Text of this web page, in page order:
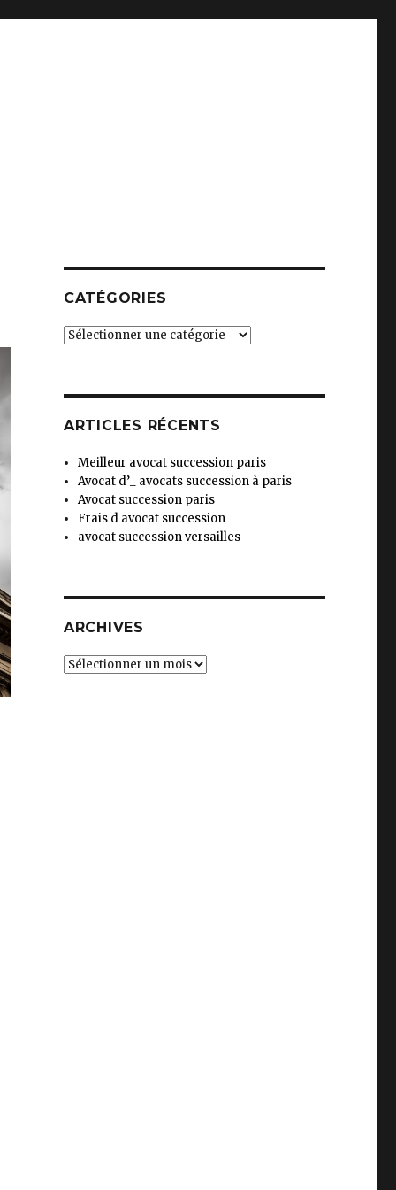
CATÉGORIES
Catégories
ARTICLES RÉCENTS
Meilleur avocat succession paris
Avocat d’_ avocats succession à paris
Avocat succession paris
Frais d avocat succession
avocat succession versailles
ARCHIVES
Archives